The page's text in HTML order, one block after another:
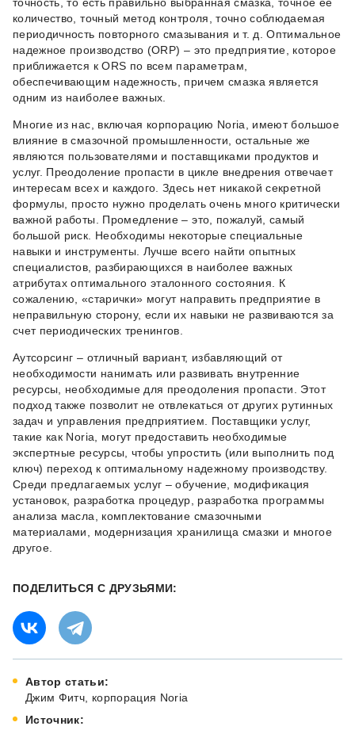
количество, точный метод контроля, точно соблюдаемая
периодичность повторного смазывания и т. д. Оптимальное
надежное производство (ORP) – это предприятие, которое
приближается к ORS по всем параметрам,
обеспечивающим надежность, причем смазка является
одним из наиболее важных.
Многие из нас, включая корпорацию Noria, имеют большое
влияние в смазочной промышленности, остальные же
являются пользователями и поставщиками продуктов и
услуг. Преодоление пропасти в цикле внедрения отвечает
интересам всех и каждого. Здесь нет никакой секретной
формулы, просто нужно проделать очень много критически
важной работы. Промедление – это, пожалуй, самый
большой риск. Необходимы некоторые специальные
навыки и инструменты. Лучше всего найти опытных
специалистов, разбирающихся в наиболее важных
атрибутах оптимального эталонного состояния. К
сожалению, «старички» могут направить предприятие в
неправильную сторону, если их навыки не развиваются за
счет периодических тренингов.
Аутсорсинг – отличный вариант, избавляющий от
необходимости нанимать или развивать внутренние
ресурсы, необходимые для преодоления пропасти. Этот
подход также позволит не отвлекаться от других рутинных
задач и управления предприятием. Поставщики услуг,
такие как Noria, могут предоставить необходимые
экспертные ресурсы, чтобы упростить (или выполнить под
ключ) переход к оптимальному надежному производству.
Среди предлагаемых услуг – обучение, модификация
установок, разработка процедур, разработка программы
анализа масла, комплектование смазочными
материалами, модернизация хранилища смазки и многое
другое.
ПОДЕЛИТЬСЯ С ДРУЗЬЯМИ:
Автор статьи:
Джим Фитч, корпорация Noria
Источник: